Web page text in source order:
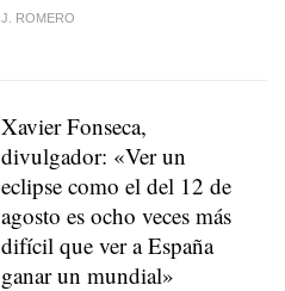
J. ROMERO
Xavier Fonseca,
divulgador: «Ver un
eclipse como el del 12 de
agosto es ocho veces más
difícil que ver a España
ganar un mundial»